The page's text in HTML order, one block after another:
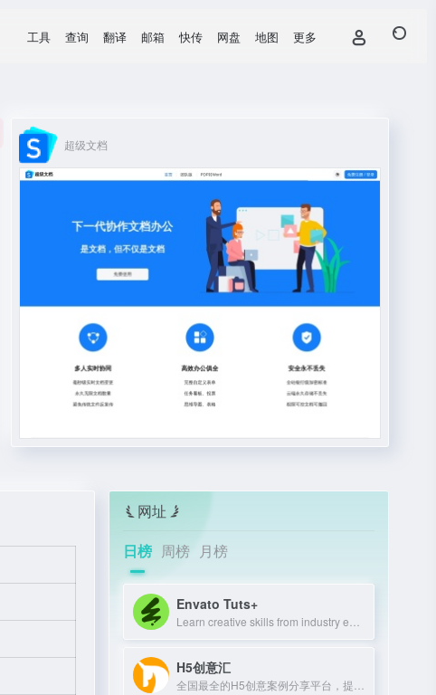
工具 查询 翻译 邮箱 快传 网盘 地图 更多
超级文档
网址
日榜 周榜 月榜
Envato Tuts+
H5创意汇